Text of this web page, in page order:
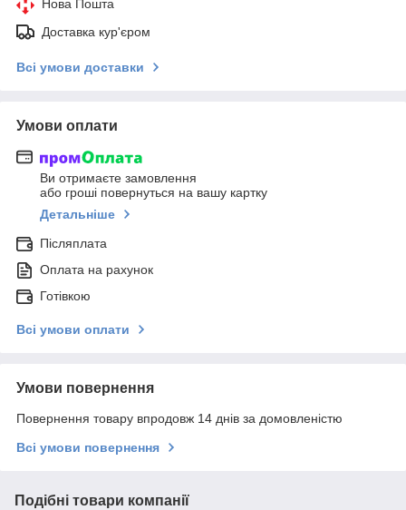
Нова Пошта
Доставка кур'єром
Всі умови доставки
Умови оплати
Ви отримаєте замовлення
або гроші повернуться на вашу картку
Детальніше
Післяплата
Оплата на рахунок
Готівкою
Всі умови оплати
Умови повернення
Повернення товару впродовж 14 днів за домовленістю
Всі умови повернення
Подібні товари компанії